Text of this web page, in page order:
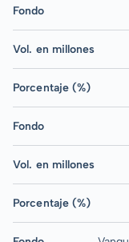
Fondo
Vol. en millones
Porcentaje (%)
Fondo
Vol. en millones
Porcentaje (%)